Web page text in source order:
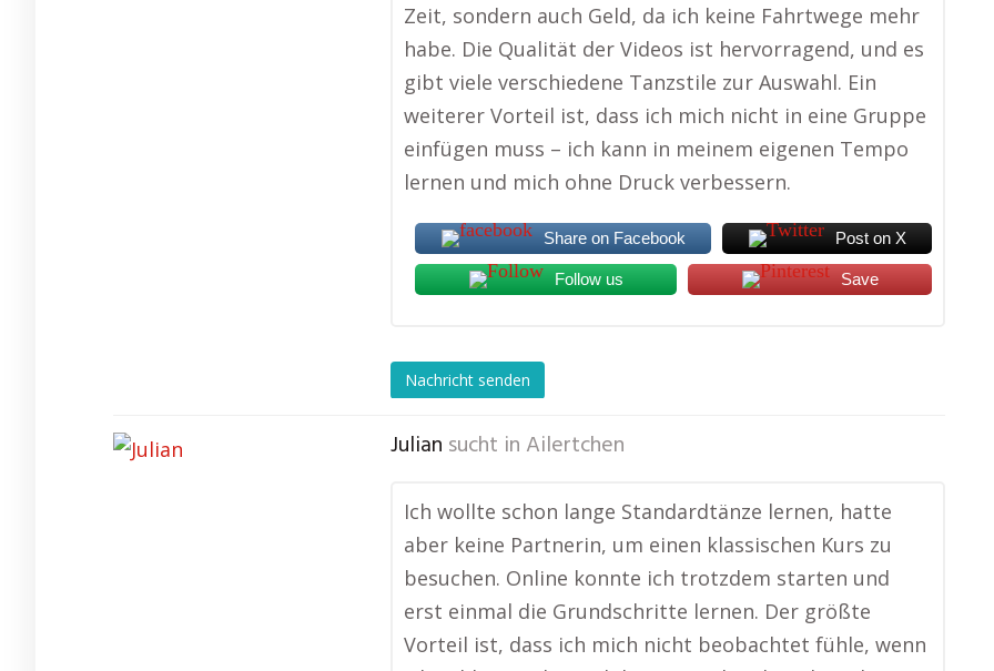
Zeit, sondern auch Geld, da ich keine Fahrtwege mehr
habe. Die Qualität der Videos ist hervorragend, und es
gibt viele verschiedene Tanzstile zur Auswahl. Ein
weiterer Vorteil ist, dass ich mich nicht in eine Gruppe
einfügen muss – ich kann in meinem eigenen Tempo
lernen und mich ohne Druck verbessern.
Share on Facebook Post on X
Follow us Save
Nachricht senden
Julian sucht in Ailertchen
Ich wollte schon lange Standardtänze lernen, hatte
aber keine Partnerin, um einen klassischen Kurs zu
besuchen. Online konnte ich trotzdem starten und
erst einmal die Grundschritte lernen. Der größte
Vorteil ist, dass ich mich nicht beobachtet fühle, wenn